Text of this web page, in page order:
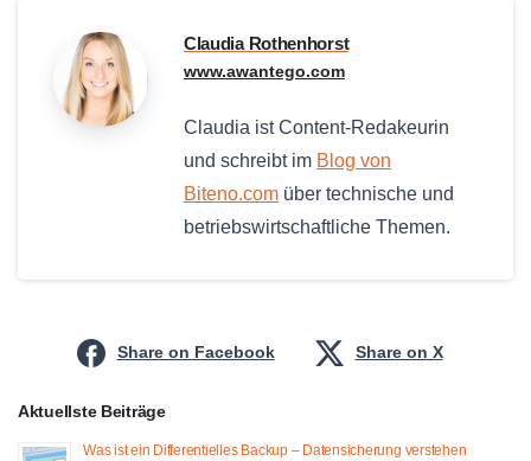
Claudia Rothenhorst
www.awantego.com
Claudia ist Content-Redakeurin
und schreibt im Blog von
Biteno.com über technische und
betriebswirtschaftliche Themen.
Share on Facebook Share on X
Aktuellste Beiträge
Was ist ein Differentielles Backup – Datensicherung verstehen